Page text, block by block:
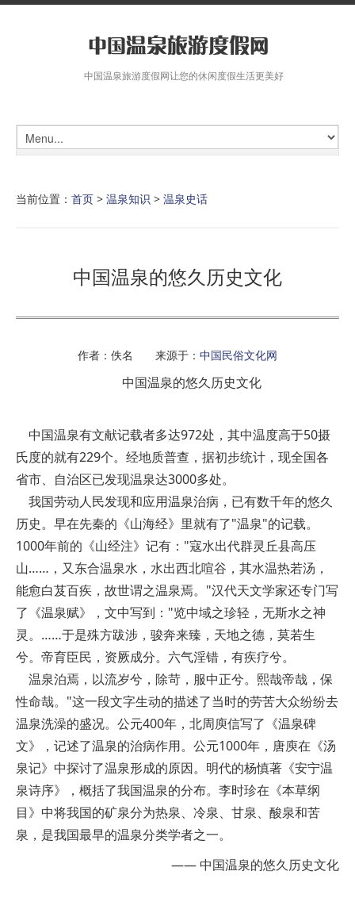
中国温泉旅游度假网让您的休闲度假生活更美好
当前位置： 首页 > 温泉知识 > 温泉史话
中国温泉的悠久历史文化
作者：佚名 来源于： 中国民俗文化网
中国温泉的悠久历史文化
中国温泉有文献记载者多达972处，其中温度高于50摄
氏度的就有229个。经地质普查，据初步统计，现全国各
省市、自治区已发现温泉达3000多处。
我国劳动人民发现和应用温泉治病，已有数千年的悠久
历史。早在先秦的《山海经》里就有了"温泉"的记载。
1000年前的《山经注》记有："寇水出代群灵丘县高压
山……，又东合温泉水，水出西北喧谷，其水温热若汤，
能愈白芨百疾，故世谓之温泉焉。"汉代天文学家还专门写
了《温泉赋》，文中写到："览中域之珍轻，无斯水之神
灵。……于是殊方跋涉，骏奔来臻，天地之德，莫若生
兮。帝育臣民，资厥成分。六气淫错，有疾疗兮。
温泉泊焉，以流岁兮，除苛，服中正兮。熙哉帝哉，保
性命哉。"这一段文字生动的描述了当时的劳苦大众纷纷去
温泉洗澡的盛况。公元400年，北周庾信写了《温泉碑
文》，记述了温泉的治病作用。公元1000年，唐庾在《汤
泉记》中探讨了温泉形成的原因。明代的杨慎著《安宁温
泉诗序》，概括了我国温泉的分布。李时珍在《本草纲
目》中将我国的矿泉分为热泉、冷泉、甘泉、酸泉和苦
泉，是我国最早的温泉分类学者之一。
—— 中国温泉的悠久历史文化